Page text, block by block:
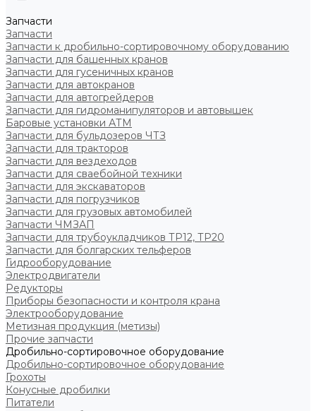
Запчасти
Запчасти
Запчасти к дробильно-сортировочному оборудованию
Запчасти для башенных кранов
Запчасти для гусеничных кранов
Запчасти для автокранов
Запчасти для автогрейдеров
Запчасти для гидроманипуляторов и автовышек
Баровые установки АТМ
Запчасти для бульдозеров ЧТЗ
Запчасти для тракторов
Запчасти для вездеходов
Запчасти для сваебойной техники
Запчасти для экскаваторов
Запчасти для погрузчиков
Запчасти для грузовых автомобилей
Запчасти ЧМЗАП
Запчасти для трубоукладчиков ТР12, ТР20
Запчасти для болгарских тельферов
Гидрооборудование
Электродвигатели
Редукторы
Приборы безопасности и контроля крана
Электрооборудование
Метизная продукция (метизы)
Прочие запчасти
Дробильно-сортировочное оборудование
Дробильно-сортировочное оборудование
Грохоты
Конусные дробилки
Питатели